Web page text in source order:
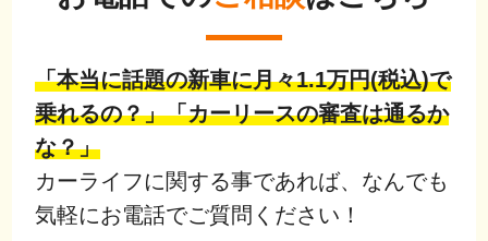
「本当に話題の新車に月々1.1万円(税込)で
乗れるの？」「カーリースの審査は通るか
な？」
カーライフに関する事であれば、なんでも
気軽にお電話でご質問ください！